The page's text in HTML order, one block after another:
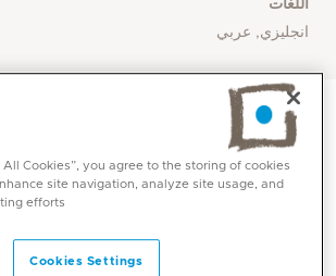
اللغات
انجليزي, عربي
All Cookies”, you agree to the storing of cookies
site navigation, analyze site usage, and
efforts.
Cookies Settings